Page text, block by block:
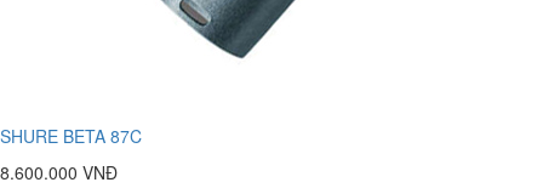
SHURE BETA 87C
8.600.000 VNĐ